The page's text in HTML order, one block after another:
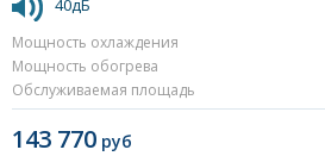
40дБ
Мощность охлаждения
Мощность обогрева
Обслуживаемая площадь
143 770 руб